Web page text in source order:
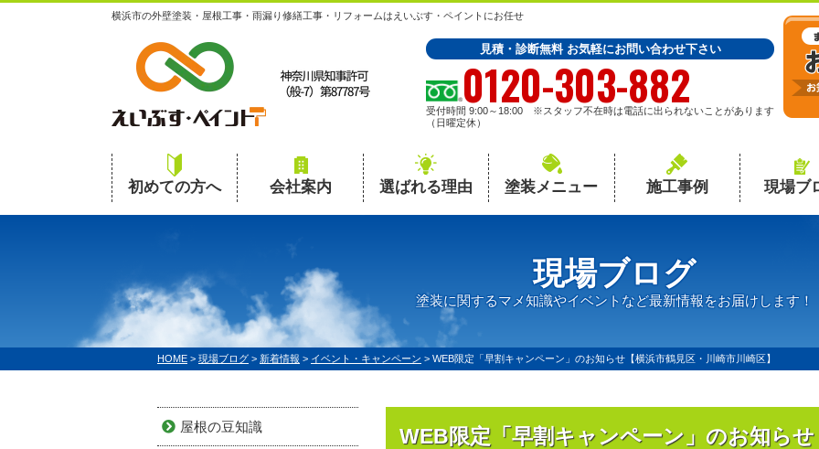
横浜市の外壁塗装・屋根工事・雨漏り修繕工事・リフォームはえいぶす・ペイントにお任せ
見積・診断無料 お気軽にお問い合わせ下さい
0120-303-882
受付時間 9:00～18:00 ※スタッフ不在時は電話に出られないことがあります
（日曜定休）
初めての方へ 会社案内 選ばれる理由 塗装メニュー 施工事例 現場ブ
現場ブログ
塗装に関するマメ知識やイベントなど最新情報をお届けします！
HOME > 現場ブログ > 新着情報 > イベント・キャンペーン > WEB限定「早割キャンペーン」のお知らせ【横浜市鶴見区・川崎市川崎区】
WEB限定「早割キャンペーン」のお知ら
屋根の豆知識